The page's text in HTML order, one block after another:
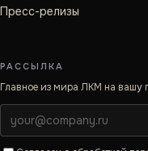
Пресс-релизы
РАССЫЛКА
Главное из мира ЛКМ на вашу